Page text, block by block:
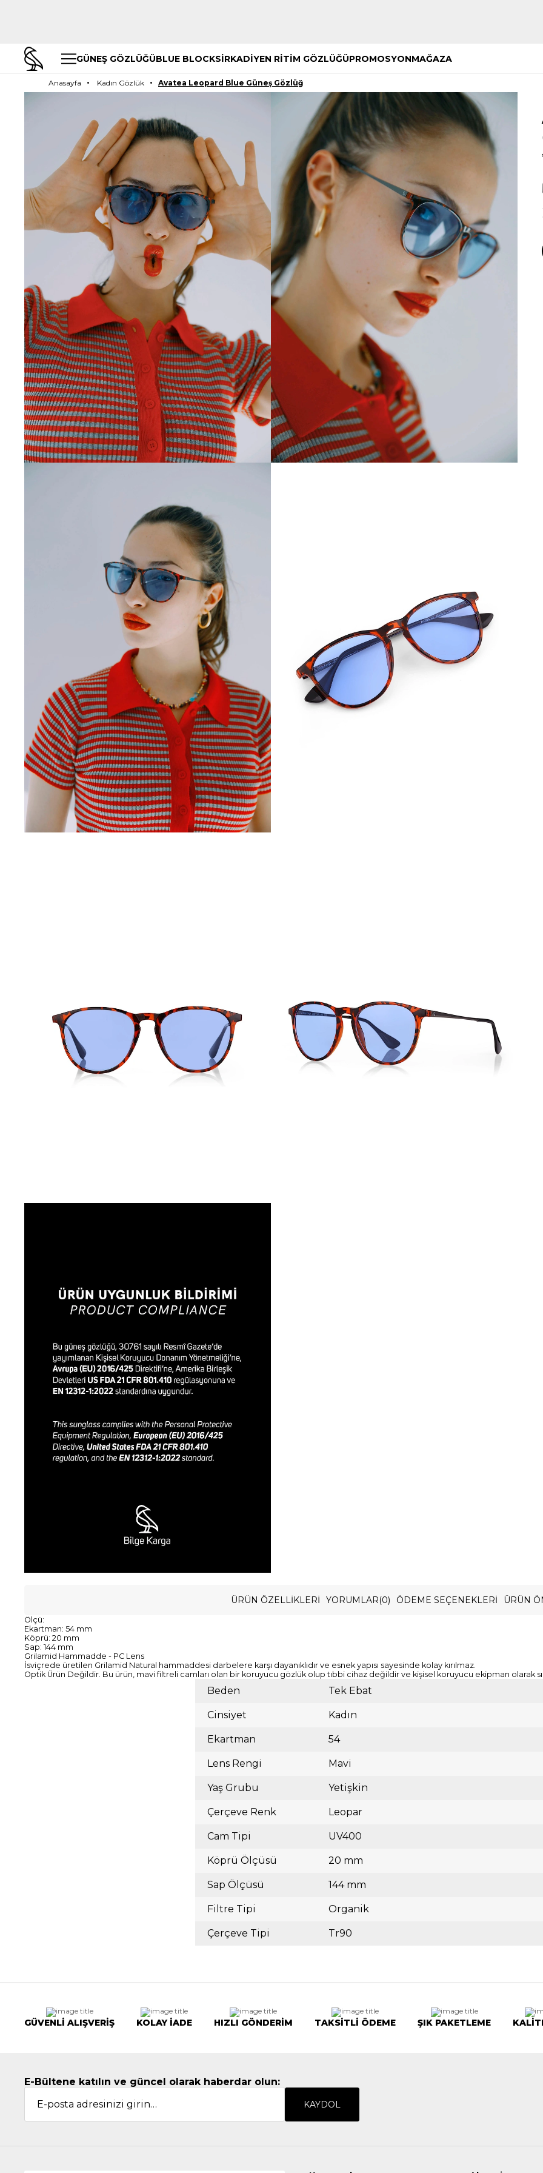
GÜNEŞ GÖZLÜĞÜBLUE BLOCKSİRKADİYEN RİTİM GÖZLÜĞÜPROMOSYONMAĞAZA
Anasayfa Kadın Gözlük Avatea Leopard Blue Güneş Gözlüğ
ÜRÜN ÖZELLIKLERI YORUMLAR(0) ÖDEME SEÇENEKLERI ÜRÜN
Ölçü:
Ekartman: 54 mm
Köprü: 20 mm
Sap: 144 mm
Grilamid Hammadde - PC Lens
İsviçrede üretilen Grilamid Natural hammaddesi darbelere karşı dayanıklıdır ve esnek yapısı sayesinde kolay kırılmaz.
Optik Ürün Değildir. Bu ürün, mavi filtreli camları olan bir koruyucu gözlük olup tıbbi cihaz değildir ve kişisel koruyucu ekipman olarak
Beden Tek Ebat
Cinsiyet Kadın
Ekartman 54
Lens Rengi Mavi
Yaş Grubu Yetişkin
Çerçeve Renk Leopar
Cam Tipi UV400
Köprü Ölçüsü 20 mm
Sap Ölçüsü 144 mm
Filtre Tipi Organik
Çerçeve Tipi Tr90
GÜVENLİ ALIŞVERİŞ KOLAY İADE HIZLI GÖNDERİM TAKSİTLİ ÖDEME ŞIK PAKETLEME
E-Bültene katılın ve güncel olarak haberdar olun:
KAYDOL